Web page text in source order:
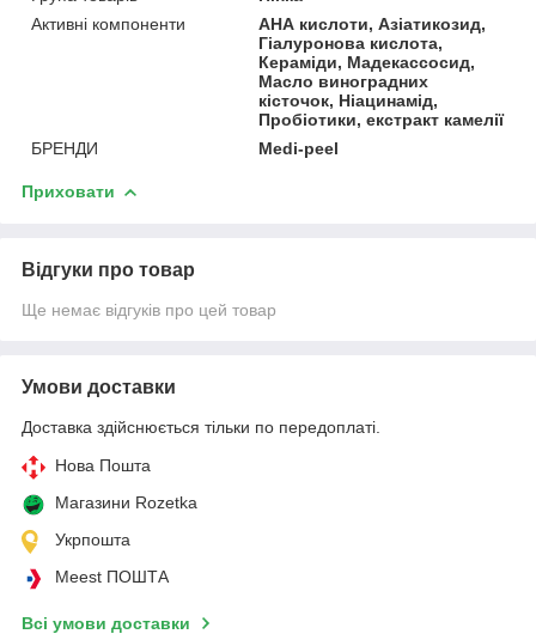
Активні компоненти
АНА кислоти, Азіатикозид,
Гіалуронова кислота,
Кераміди, Мадекассосид,
Масло виноградних
кісточок, Ніацинамід,
Пробіотики, екстракт камелії
БРЕНДИ
Medi-peel
Приховати
Відгуки про товар
Ще немає відгуків про цей товар
Умови доставки
Доставка здійснюється тільки по передоплаті.
Нова Пошта
Магазини Rozetka
Укрпошта
Meest ПОШТА
Всі умови доставки